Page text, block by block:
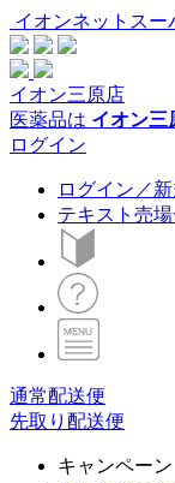
イオンネットスー
イオン三原店
医薬品は イオン三
ログイン
ログイン／
テキスト売
通常配送便
先取り配送便
キャンペーン